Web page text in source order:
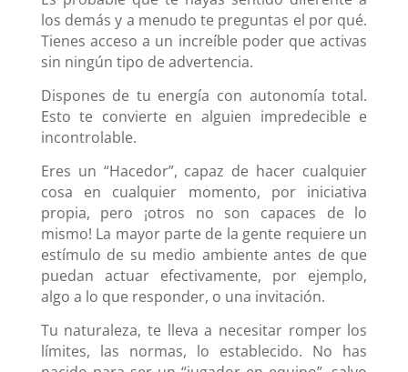
los demás y a menudo te preguntas el por qué.
Tienes acceso a un increíble poder que activas
sin ningún tipo de advertencia.
Dispones de tu energía con autonomía total.
Esto te convierte en alguien impredecible e
incontrolable.
Eres un “Hacedor”, capaz de hacer cualquier
cosa en cualquier momento, por iniciativa
propia, pero ¡otros no son capaces de lo
mismo! La mayor parte de la gente requiere un
estímulo de su medio ambiente antes de que
puedan actuar efectivamente, por ejemplo,
algo a lo que responder, o una invitación.
Tu naturaleza, te lleva a necesitar romper los
límites, las normas, lo establecido. No has